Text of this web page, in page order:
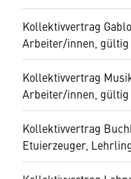
Kollektivvertrag
Arbeiter/innen, gültig
Kollektivvertrag
Arbeiter/innen, gültig
Kollektivvertrag
Etuierzeuger,